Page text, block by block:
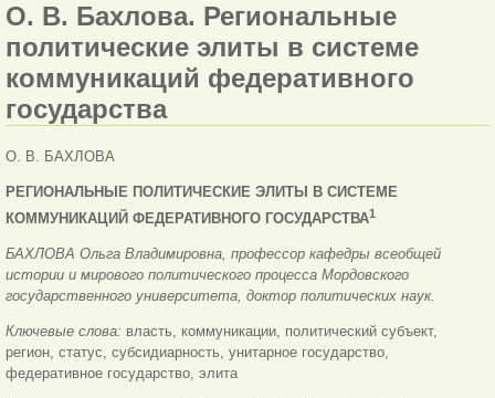
О. В. Бахлова. Региональные
политические элиты в системе
коммуникаций федеративного
государства
О. В. БАХЛОВА
РЕГИОНАЛЬНЫЕ ПОЛИТИЧЕСКИЕ ЭЛИТЫ В СИСТЕМЕ
КОММУНИКАЦИЙ ФЕДЕРАТИВНОГО ГОСУДАРСТВА1
БАХЛОВА Ольга Владимировна, профессор кафедры всеобщей
истории и мирового политического процесса Мордовского
государственного университета, доктор политических наук.
Ключевые слова: власть, коммуникации, политический субъект,
регион, статус, субсидиарность, унитарное государство,
федеративное государство, элита